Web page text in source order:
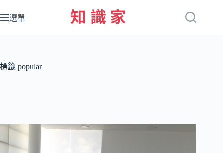
至
容
選單
標籤 popular